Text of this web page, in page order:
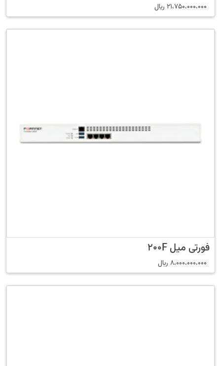
21،750،000،000 ﷼
فورتی میل 200F
8،000،000،000 ﷼